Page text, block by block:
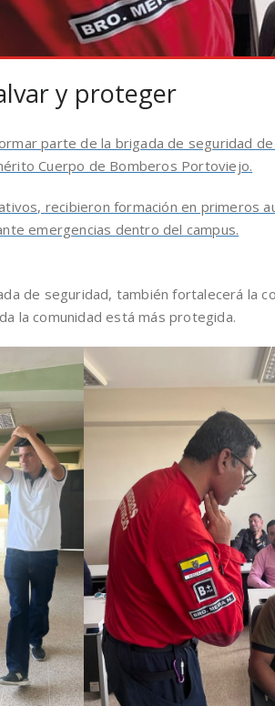
y proteger
parte de la brigada de seguridad
Cuerpo de Bomberos Portoviejo.
recibieron formación en primeros
emergencias dentro del campus.
de seguridad, también fortalecerá la
la comunidad está más protegida.